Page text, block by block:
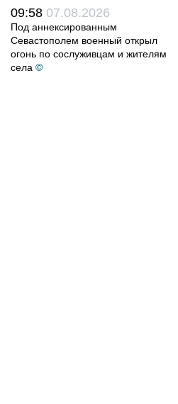
09:58 07.08.2026
Под аннексированным
Севастополем военный открыл
огонь по сослуживцам и жителям
села ©